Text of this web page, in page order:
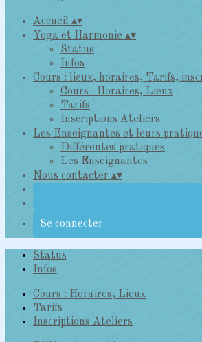
Accueil ▴▾
Yoga et Harmonie ▴▾
Status
Infos
Cours : lieux, horaires, Tarifs,
Cours : Horaires, Lieux
Tarifs
Inscriptions Ateliers
Les Enseignantes et leurs
Différentes pratiques
Les Enseignantes
Nous contacter ▴▾
Se connecter
Status
Infos
Cours : Horaires, Lieux
Tarifs
Inscriptions Ateliers